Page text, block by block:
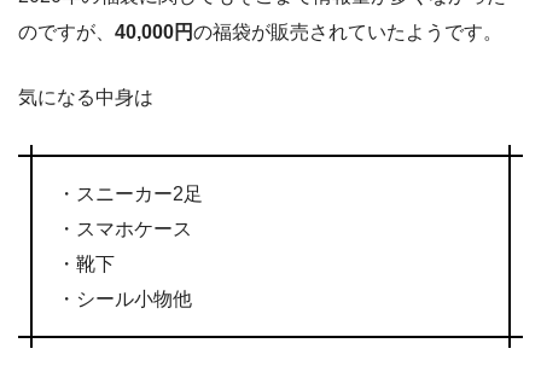
のですが、 40,000円の福袋が販売されていたようです。
気になる中身は
・スニーカー2足
・スマホケース
・靴下
・シール小物他